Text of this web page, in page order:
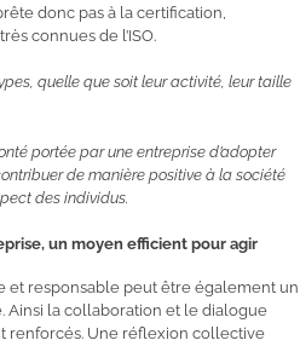
donc pas à la certification,
connues de l’ISO.
quelle que soit leur activité, leur taille
portée par une entreprise d’adopter
de manière positive à la société
des individus.
un moyen efficient pour agir
et responsable peut être également un
Ainsi la collaboration et le dialogue
renforcés. Une réflexion collective